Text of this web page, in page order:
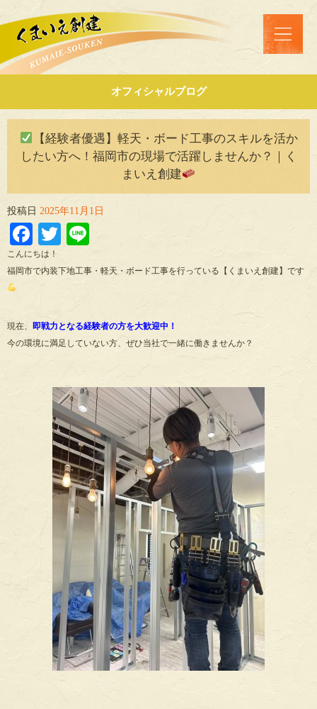
オフィシャルブログ
【経験者優遇】軽天・ボード工事のスキルを活か
したい方へ！福岡市の現場で活躍しませんか？｜く
まいえ創建
投稿日 2025年11月1日
Facebook
Twitter
こんにちは！
福岡市で内装下地工事・軽天・ボード工事を行っている【くまいえ創建】です
現在、 即戦力となる経験者の方を大歓迎中！
今の環境に満足していない方、ぜひ当社で一緒に働きませんか？